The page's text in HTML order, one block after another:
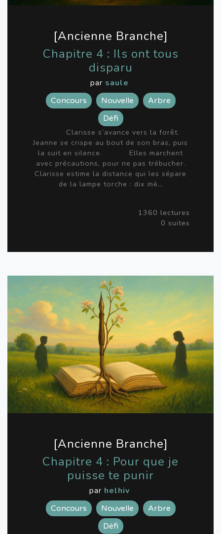
[Ancienne Branche]
Chapitre 4 : Ils ont tous
disparu
par saule
Concours Nouvelle
Arbre
Défi
Clarisse s’avance vers la forêt.
Jeanne se crispe au bout de son bras, puis
la suit en silence. Elles marchent
avec précautions, pour ne pas trébucher.
Clarisse estime la distance qui les sépare
de la lampe torche : dix mè…
1360 lectures
0 suites
[Ancienne Branche]
Chapitre 4 : Pour que je
puisse te punir
par helhiv
Concours Nouvelle
Arbre
Défi